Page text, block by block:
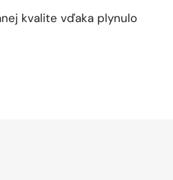
kvalite vďaka plynulo